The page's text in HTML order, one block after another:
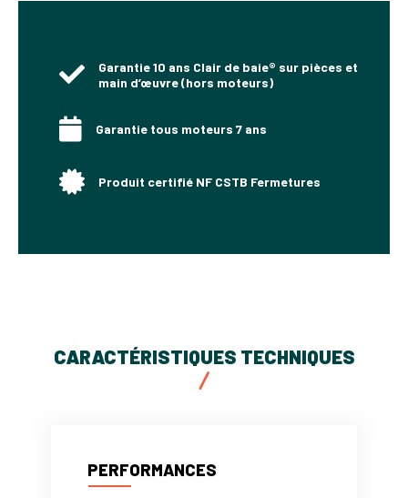
Garantie 10 ans Clair de baie® sur pièces et
main d’œuvre (hors moteurs)
Garantie tous moteurs 7 ans
Produit certifié NF CSTB Fermetures
CARACTÉRISTIQUES TECHNIQUES
PERFORMANCES